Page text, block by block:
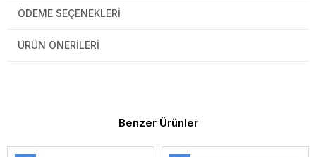
ÖDEME SEÇENEKLERI
ÜRÜN ÖNERILERI
Benzer Ürünler